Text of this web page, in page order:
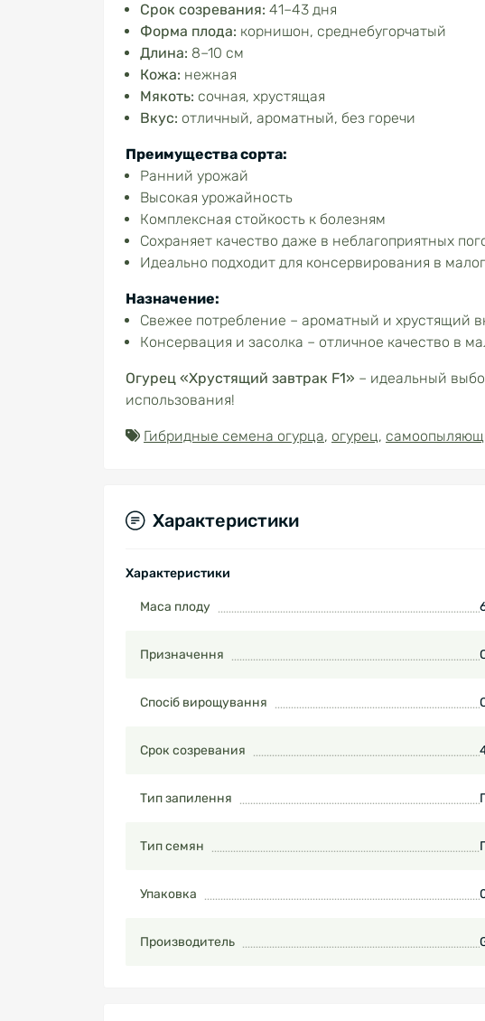
Срок созревания: 41–43 дня
Форма плода: корнишон, среднебугорчатый
Длина: 8–10 см
Кожа: нежная
Мякоть: сочная, хрустящая
Вкус: отличный, ароматный, без горечи
Преимущества сорта:
Ранний урожай
Высокая урожайность
Комплексная стойкость к болезням
Сохраняет качество даже в неблагоприятных
Идеально подходит для консервирования в
Назначение:
Свежее потребление – ароматный и хрустящий
Консервация и засолка – отличное качество в
Огурец «Хрустящий завтрак F1» – идеальный
использования!
Гибридные семена огурца, огурец,
Характеристики
Характеристики
Маса плоду
Призначення
Спосіб вирощування
Срок созревания
Тип запилення
Тип семян
Упаковка
Производитель